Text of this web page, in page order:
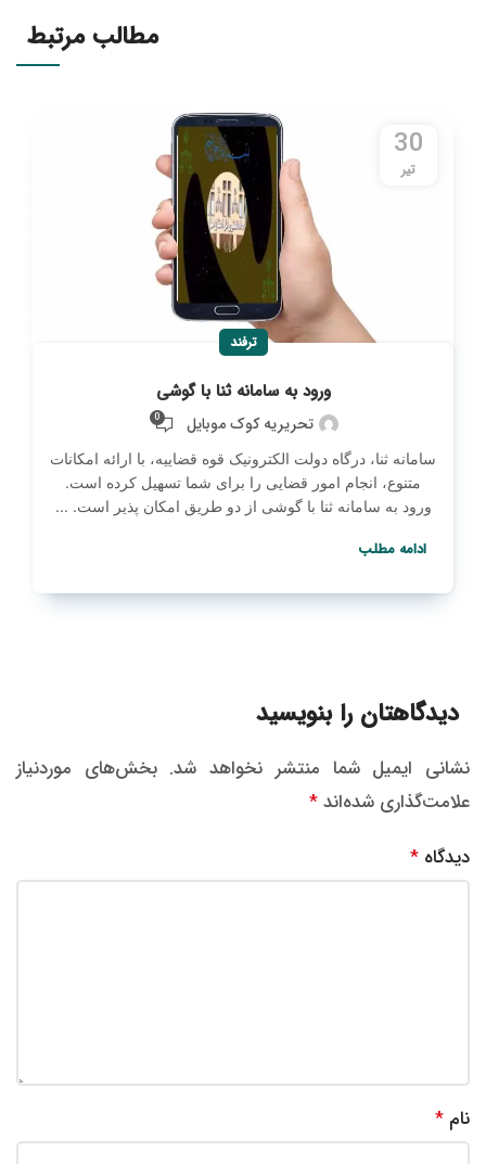
مطالب مرتبط
30
تیر
ترفند
ورود به سامانه ثنا با گوشی
تحریریه کوک موبایل 0
سامانه ثنا، درگاه دولت الکترونیک قوه قضاییه، با ارائه امکانات
متنوع، انجام امور قضایی را برای شما تسهیل کرده است.
ورود به سامانه ثنا با گوشی از دو طریق امکان پذیر است. ...
ادامه مطلب
دیدگاهتان را بنویسید
نشانی ایمیل شما منتشر نخواهد شد. بخش‌های موردنیاز
علامت‌گذاری شده‌اند *
دیدگاه *
نام *